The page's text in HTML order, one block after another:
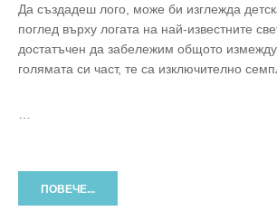
Да създадеш лого, може би изглежда
поглед върху логата на най-известните
достатъчен да забележим общото
голямата си част, те са изключително
ПОВЕЧЕ...